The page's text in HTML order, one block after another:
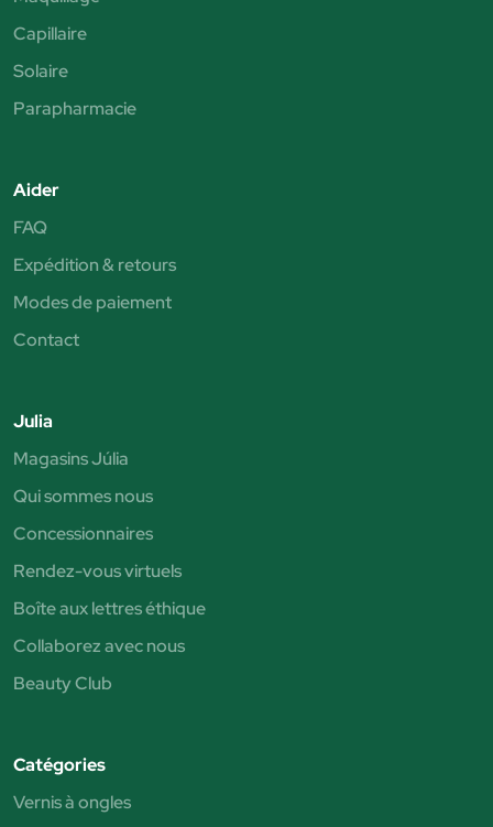
Capillaire
Solaire
Parapharmacie
Aider
FAQ
Expédition & retours
Modes de paiement
Contact
Julia
Magasins Júlia
Qui sommes nous
Concessionnaires
Rendez-vous virtuels
Boîte aux lettres éthique
Collaborez avec nous
Beauty Club
Catégories
Vernis à ongles